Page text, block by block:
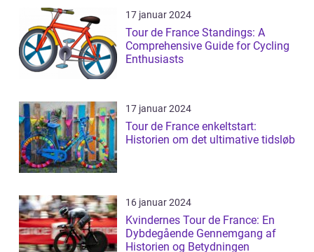
17 januar 2024
Tour de France Standings: A
Comprehensive Guide for Cycling
Enthusiasts
17 januar 2024
Tour de France enkeltstart:
Historien om det ultimative tidsløb
16 januar 2024
Kvindernes Tour de France: En
Dybdegående Gennemgang af
Historien og Betydningen